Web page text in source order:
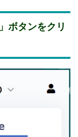
ボタンをクリ